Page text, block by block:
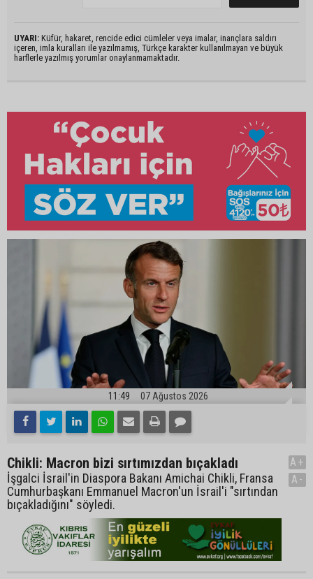
UYARI: Küfür, hakaret, rencide edici cümleler veya imalar, inançlara saldırı
içeren, imla kuralları ile yazılmamış, Türkçe karakter kullanılmayan ve büyük
harflerle yazılmış yorumlar onaylanmamaktadır.
11:49 07 Ağustos 2026
Chikli: Macron bizi sırtımızdan bıçakladı
İşgalci İsrail'in Diaspora Bakanı Amichai Chikli, Fransa
Cumhurbaşkanı Emmanuel Macron'un İsrail'i "sırtından
bıçakladığını" söyledi.
A+
A-